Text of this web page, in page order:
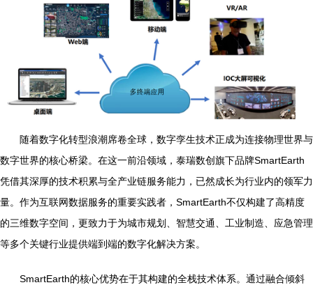
随着数字化转型浪潮席卷全球，数字孪生技术正成为连接物理世界与
数字世界的核心桥梁。在这一前沿领域，泰瑞数创旗下品牌SmartEarth
凭借其深厚的技术积累与全产业链服务能力，已然成长为行业内的领军力
量。作为互联网数据服务的重要实践者，SmartEarth不仅构建了高精度
的三维数字空间，更致力于为城市规划、智慧交通、工业制造、应急管理
等多个关键行业提供端到端的数字化解决方案。
SmartEarth的核心优势在于其构建的全栈技术体系。通过融合倾斜